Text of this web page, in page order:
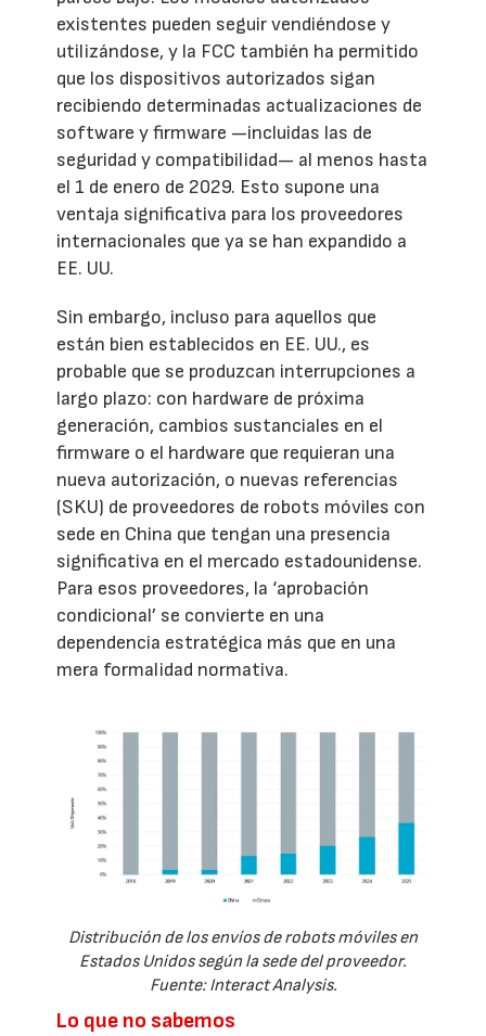
existentes pueden seguir vendiéndose y
utilizándose, y la FCC también ha permitido
que los dispositivos autorizados sigan
recibiendo determinadas actualizaciones de
software y firmware —incluidas las de
seguridad y compatibilidad— al menos hasta
el 1 de enero de 2029. Esto supone una
ventaja significativa para los proveedores
internacionales que ya se han expandido a
EE. UU.
Sin embargo, incluso para aquellos que
están bien establecidos en EE. UU., es
probable que se produzcan interrupciones a
largo plazo: con hardware de próxima
generación, cambios sustanciales en el
firmware o el hardware que requieran una
nueva autorización, o nuevas referencias
(SKU) de proveedores de robots móviles con
sede en China que tengan una presencia
significativa en el mercado estadounidense.
Para esos proveedores, la ‘aprobación
condicional’ se convierte en una
dependencia estratégica más que en una
mera formalidad normativa.
Distribución de los envíos de robots móviles en
Estados Unidos según la sede del proveedor.
Fuente: Interact Analysis.
Lo que no sabemos